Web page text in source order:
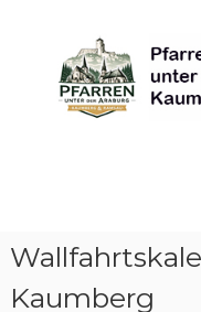
content
unter
derAraburg
Kaumberg
Kaumberg